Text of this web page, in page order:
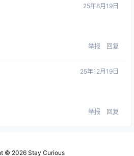
25年8月19日
举报 回复
25年12月19日
举报 回复
© 2026 Stay Curious